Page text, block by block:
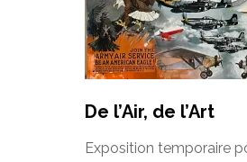
De l’Air, de l’Art
Exposition temporaire